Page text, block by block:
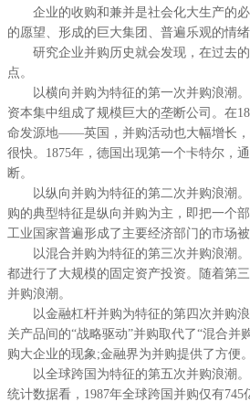
企业的收购和兼并是社会化大生产的必
的愿望、形成的巨大集团、普遍乐观的情
研究企业并购历史就会发现，在过去的
点。
以横向并购为特征的第一次并购浪潮。
资本集中组成了规模巨大的垄断公司。在
命发源地——英国，并购活动也大幅增长，
很快。1875年，德国出现第一个卡特尔，
断。
以纵向并购为特征的第二次并购浪潮。
购的典型特征是纵向并购为主，即把一个
工业国家普遍形成了主要经济部门的市场
以混合并购为特征的第三次并购浪潮。
都进行了大规模的固定资产投资。随着第
并购浪潮。
以金融杠杆并购为特征的第四次并购浪
关产品间的“战略驱动”并购取代了“混合
购大企业的现象;金融界为并购提供了方便。
以全球跨国为特征的第五次并购浪潮。
统计数据看，1987年全球跨国并购仅有